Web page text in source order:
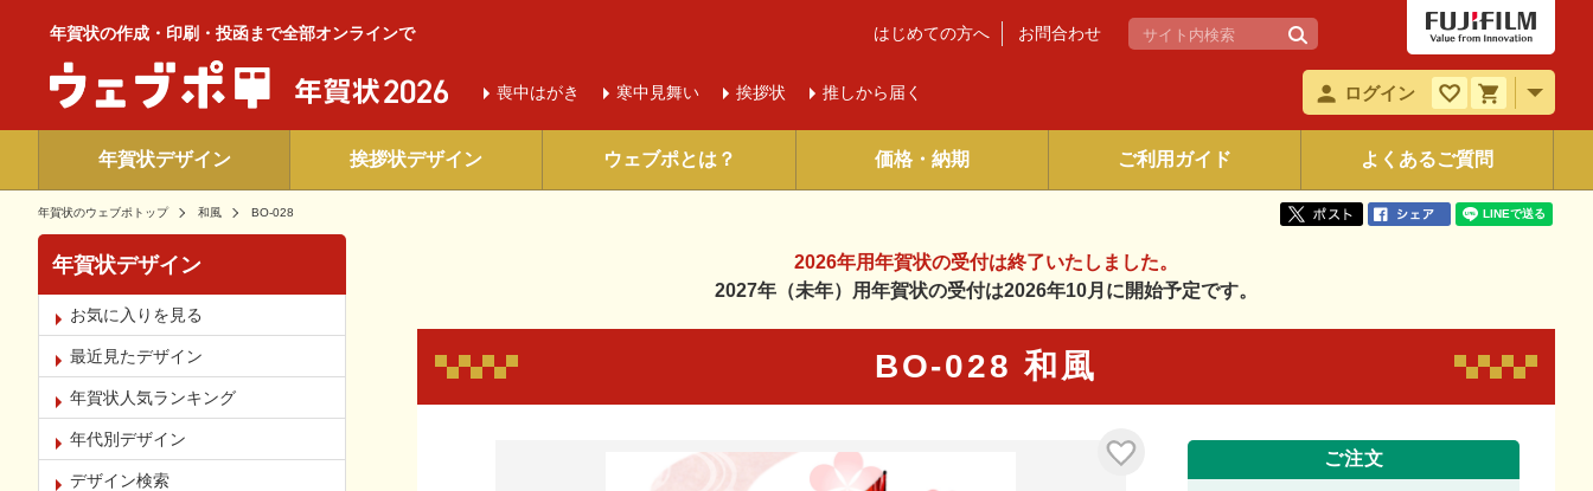
年賀状の作成・印刷・投函まで全部オンラインで
喪中はがき 寒中 見舞い 挨拶状 推しから届く
はじめての方へ お問合わせ
ログイン
年賀状デザイン 挨拶状デザイン ウェブポとは？ 価格・納期 ご利用ガイド よくあるご質問
年賀状のウェブポトップ 和風 BO-028
2026年用年賀状の受付は終了いたしました。
2027年（未年）用年賀状の受付は2026年10月に開始予定です。
BO-028 和風
ご注文
年賀状デザイン
お気に入りを見る
最近見たデザイン
年賀状人気ランキング
年代別デザイン
デザイン検索